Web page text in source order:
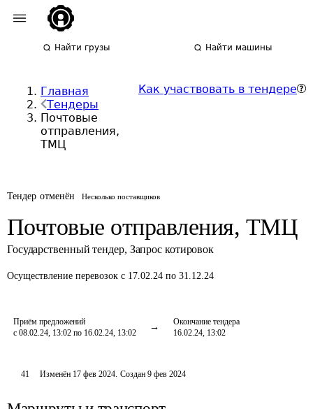
Найти грузы Найти машины
Главная
Тендеры
Почтовые
отправления,
ТМЦ
Как участвовать в тендере
Тендер отменён Несколько поставщиков
Почтовые отправления, ТМЦ
Государственный тендер, Запрос котировок
Осуществление перевозок с 17.02.24 по 31.12.24
Приём предложений
с 08.02.24, 13:02 по 16.02.24, 13:02
Окончание тендера
16.02.24, 13:02
41 Изменён 17 фев 2024. Создан 9 фев 2024